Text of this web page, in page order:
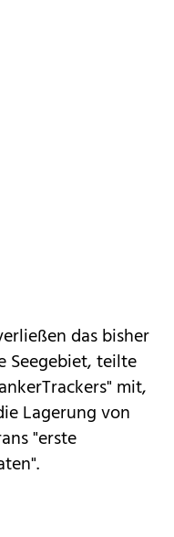
das bisher
Seegebiet, teilte
mit,
Lagerung von
"erste